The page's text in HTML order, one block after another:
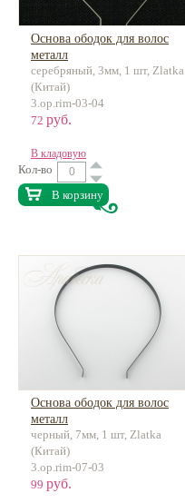
Основа ободок для волос
металл
серебряный, 3мм, 1 шт, Zlatka
(Китай)
3.op.rim-03-04
72 руб.
В кладовую
Кол-во
В корзину
Основа ободок для волос
металл
черный, 7мм, 1 шт, Zlatka
(Китай)
3.op.rim-07-03
99 руб.